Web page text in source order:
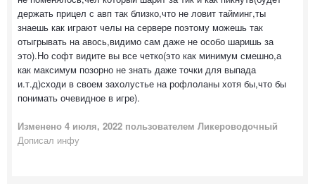
держать прицел с авп так близко,что не ловит тайминг,ты
знаешь как играют челы на сервере поэтому можешь так
отыгрывать на авось,видимо сам даже не особо шаришь за
это).Но софт видите вы все четко(это как минимум смешно,а
как максимум позорно не знать даже точки для выпада
и.т.д)сходи в своем захолустье на рофлоланы хотя бы,что бы
понимать очевидное в игре).
Изменено 4 июля, 2022 пользователем Ликероводочный
Дописал инфу